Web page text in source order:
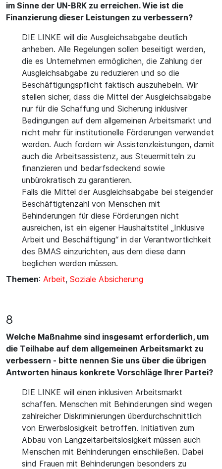
im Sinne der UN-BRK zu erreichen. Wie ist die
Finanzierung dieser Leistungen zu verbessern?
DIE LINKE will die Ausgleichsabgabe deutlich
anheben. Alle Regelungen sollen beseitigt werden,
die es Unternehmen ermöglichen, die Zahlung der
Ausgleichsabgabe zu reduzieren und so die
Beschäftigungspflicht faktisch auszuhebeln. Wir
stellen sicher, dass die Mittel der Ausgleichsabgabe
nur für die Schaffung und Sicherung inklusiver
Bedingungen auf dem allgemeinen Arbeitsmarkt und
nicht mehr für institutionelle Förderungen verwendet
werden. Auch fordern wir Assistenzleistungen, damit
auch die Arbeitsassistenz, aus Steuermitteln zu
finanzieren und bedarfsdeckend sowie
unbürokratisch zu garantieren.
Falls die Mittel der Ausgleichsabgabe bei steigender
Beschäftigtenzahl von Menschen mit
Behinderungen für diese Förderungen nicht
ausreichen, ist ein eigener Haushaltstitel „Inklusive
Arbeit und Beschäftigung“ in der Verantwortlichkeit
des BMAS einzurichten, aus dem diese dann
beglichen werden müssen.
Themen: Arbeit, Soziale Absicherung
8
Welche Maßnahme sind insgesamt erforderlich, um
die Teilhabe auf dem allgemeinen Arbeitsmarkt zu
verbessern - bitte nennen Sie uns über die übrigen
Antworten hinaus konkrete Vorschläge Ihrer Partei?
DIE LINKE will einen inklusiven Arbeitsmarkt
schaffen. Menschen mit Behinderungen sind wegen
zahlreicher Diskriminierungen überdurchschnittlich
von Erwerbslosigkeit betroffen. Initiativen zum
Abbau von Langzeitarbeitslosigkeit müssen auch
Menschen mit Behinderungen einschließen. Dabei
sind Frauen mit Behinderungen besonders zu